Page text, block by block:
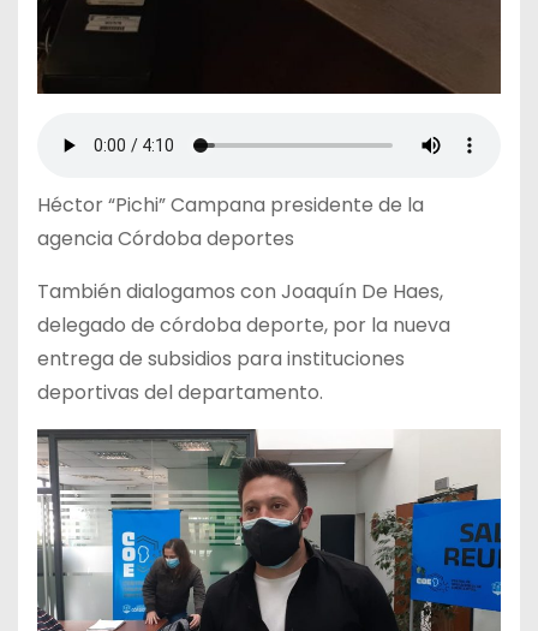
Héctor “Pichi” Campana presidente de la
agencia Córdoba deportes
También dialogamos con Joaquín De Haes,
delegado de córdoba deporte, por la nueva
entrega de subsidios para instituciones
deportivas del departamento.